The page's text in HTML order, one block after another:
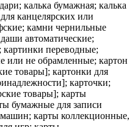
калька бумажная; калька
канцелярских или
камни чернильные
автоматические;
переводные;
или не обрамленные; картон
товары]; картонки для
карточки;
товары]; карты
бумажные для записи
карты коллекционные,